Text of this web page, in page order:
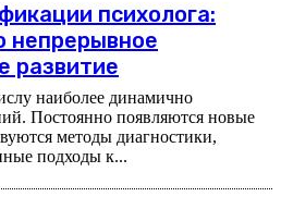
психолога:
непрерывное
развитие
наиболее динамично
Постоянно появляются новые
методы диагностики,
подходы к...